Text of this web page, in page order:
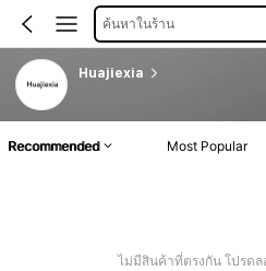
ค้นหาในร้าน
Huajiexia
Recommended Most Popular
ไม่มีสินค้าที่ตรงกัน โปรดล